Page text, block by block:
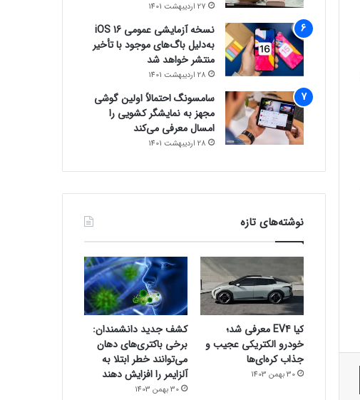
27 اردیبهشت 1401
نسخه آزمایشی عمومی iOS 16
به‌دلیل باگ‌های موجود با تأخیر
منتشر خواهد شد
28 اردیبهشت 1401
سامسونگ احتمالاً اولین گوشی
مجهز به نمایشگر کشویی را
امسال معرفی می‌کند
28 اردیبهشت 1401
نوشته‌های تازه
کیا EV4 معرفی شد؛
خودرو الکتریکی عجیب و
جذاب کره‌ای‌ها
30 بهمن 1403
کشف جدید دانشمندان:
برخی باکتری‌های دهان
می‌توانند خطر ابتلا به
آلزایمر را افزایش دهند
30 بهمن 1403